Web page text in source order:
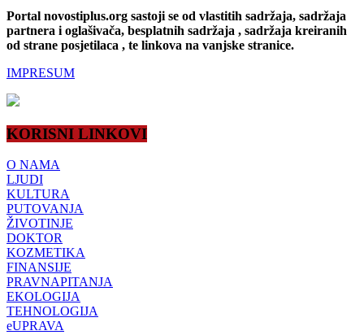
Portal novostiplus.org sastoji se od vlastitih sadržaja, sadržaja
partnera i oglašivača, besplatnih sadržaja , sadržaja kreiranih
od strane posjetilaca , te linkova na vanjske stranice.
IMPRESUM
KORISNI LINKOVI
O NAMA
LJUDI
KULTURA
PUTOVANJA
ŽIVOTINJE
DOKTOR
KOZMETIKA
FINANSIJE
PRAVNAPITANJA
EKOLOGIJA
TEHNOLOGIJA
eUPRAVA